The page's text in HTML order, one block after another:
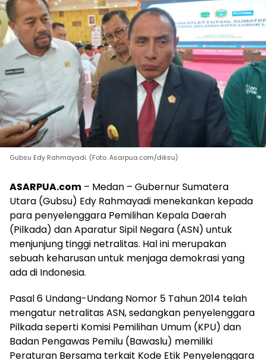
Gubsu Edy Rahmayadi. (Foto. Asarpua.com/diksu)
ASARPUA.com – Medan – Gubernur Sumatera
Utara (Gubsu) Edy Rahmayadi menekankan kepada
para penyelenggara Pemilihan Kepala Daerah
(Pilkada) dan Aparatur Sipil Negara (ASN) untuk
menjunjung tinggi netralitas. Hal ini merupakan
sebuah keharusan untuk menjaga demokrasi yang
ada di Indonesia.
Pasal 6 Undang-Undang Nomor 5 Tahun 2014 telah
mengatur netralitas ASN, sedangkan penyelenggara
Pilkada seperti Komisi Pemilihan Umum (KPU) dan
Badan Pengawas Pemilu (Bawaslu) memiliki
Peraturan Bersama terkait Kode Etik Penyelenggara